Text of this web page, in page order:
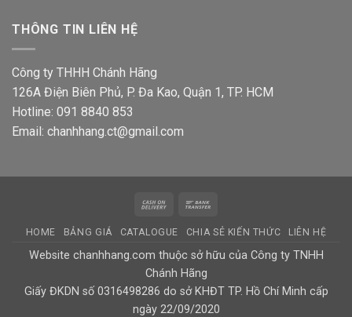
THÔNG TIN LIÊN HỆ
Công ty THHH Chánh Hãng
126A Điện Biên Phủ, P. Đa Kao, Quận 1, TP. HCM
Hotline: 091 8840 853
Email: chanhhang.ct@gmail.com
Cash
Delivery
HOME BẢNG GIÁ CATALOGUE CHIA SẺ KIẾN THỨC LIÊN HỆ
Website chanhhang.com thuộc sở hữu của Công ty TNHH
Chánh Hãng
Giấy ĐKDN số 0316498286 do sở KHĐT TP. Hồ Chí Minh cấp
ngày 22/09/2020